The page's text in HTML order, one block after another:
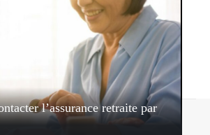
l’assurance retraite par
Mentions légales Sitemap